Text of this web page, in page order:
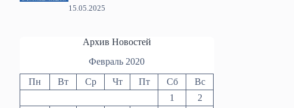
15.05.2025
Архив Новостей
Февраль 2020
Пн Вт Ср Чт Пт Сб
Вс
1
2